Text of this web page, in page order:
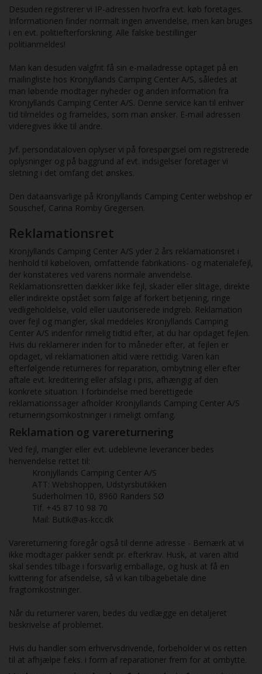
Desuden registrerer vi IP-adressen hvorfra evt. køb foretages.
Informationen finder normalt ingen anvendelse, men kan bruges
i en evt. politiefterforskning. Alle falske bestillinger
politianmeldes!
Man kan desuden valgfrit få sin e-mailadresse optaget på en
mailingliste hos Kronjyllands Camping Center A/S, således at
man løbende modtager nyheder og anden information fra
Kronjyllands Camping Center A/S. Denne service kan til enhver
tid tilmeldes og frameldes, som man ønsker. E-mail adressen
videregives ikke til andre.
Jvf. persondataloven oplyser vi på forespørgsel om registrerede
oplysninger og på baggrund af evt. indsigelser foretager vi
sletning i det omfang det ønskes.
Den dataansvarlige på Kronjyllands Camping Center webshop er
Souschef, Carina Romby Gregersen.
Reklamationsret
Kronjyllands Camping Center A/S yder 2 års reklamationsret i
henhold til købeloven, omfattende fabrikations- og materialefejl,
der konstateres ved varens normale anvendelse.
Reklamationsretten dækker ikke fejl, skader eller slitage, direkte
eller indirekte opstået som følge af forkert betjening, ringe
vedligeholdelse, vold eller uautoriserede indgreb. Reklamation
over fejl og mangler, skal meddeles Kronjyllands Camping
Center A/S indenfor rimelig tidtid efter, at du har opdaget fejlen.
Hvis du reklamerer inden for to måneder efter, at fejlen er
opdaget, vil reklamationen altid være rettidig. Varen kan
efterfølgende returneres for reparation, ombytning eller efter
aftale evt. kreditering eller afslag i pris, afhængig af den
konkrete situation. I forbindelse med berettigede
reklamationssager afholder Kronjyllands Camping Center A/S
returneringsomkostninger i rimeligt omfang.
Reklamation og varereturnering
Ved fejl, mangler eller evt. udeblevne leverancer bedes
henvendelse rettet til:
Kronjyllands Camping Center A/S
ATT: Webshoppen, Udstyrsbutikken
Suderholmen 10, 8960 Randers SØ
Tlf. +45 87 10 98 70
Mail: Butik@as-kcc.dk
Varereturnering foregår også til denne adresse - Bemærk at vi
ikke modtager pakker sendt pr. efterkrav. Husk, at varen altid
skal sendes tilbage i forsvarlig emballage, og husk at få en
kvittering for afsendelse, så vi kan tilbagebetale dine
fragtomkostninger.
Når du returnerer varen, bedes du vedlægge en detaljeret
beskrivelse af problemet.
Hvis du handler som erhvervsdrivende, forbeholder vi os retten
til at afhjælpe f.eks. i form af reparationer frem for at ombytte.